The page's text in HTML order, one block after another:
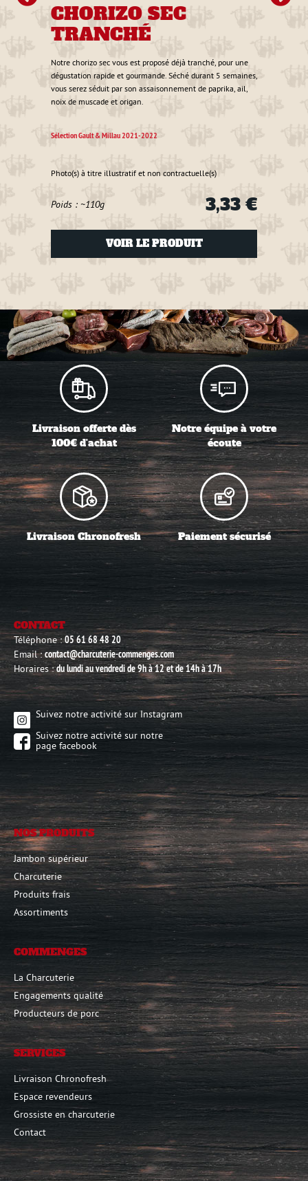
CHORIZO SEC
TRANCHÉ
Notre chorizo sec vous est proposé déjà tranché, pour une
dégustation rapide et gourmande. Séché durant 5 semaines,
vous serez séduit par son assaisonnement de paprika, ail,
noix de muscade et origan.
Sélection Gault & Millau 2021-2022
Photo(s) à titre illustratif et non contractuelle(s)
Poids : ~110g 3,33 €
VOIR LE PRODUIT
Livraison offerte dès
100€ d'achat
Notre équipe à votre
écoute
Livraison Chronofresh Paiement sécurisé
NOS PRODUITS
Jambon supérieur
Charcuterie
Produits frais
Assortiments
COMMENGES
La Charcuterie
Engagements qualité
Producteurs de porc
SERVICES
Livraison Chronofresh
Espace revendeurs
Grossiste en charcuterie
Contact
CONTACT
Téléphone :05 61 68 48 20
Email :contact@charcuterie-commenges.com
Horaires :du lundi au vendredi de 9h à 12 et de 14h à 17h
Suivez notre activité sur Instagram
Suivez notre activité sur notre
page facebook